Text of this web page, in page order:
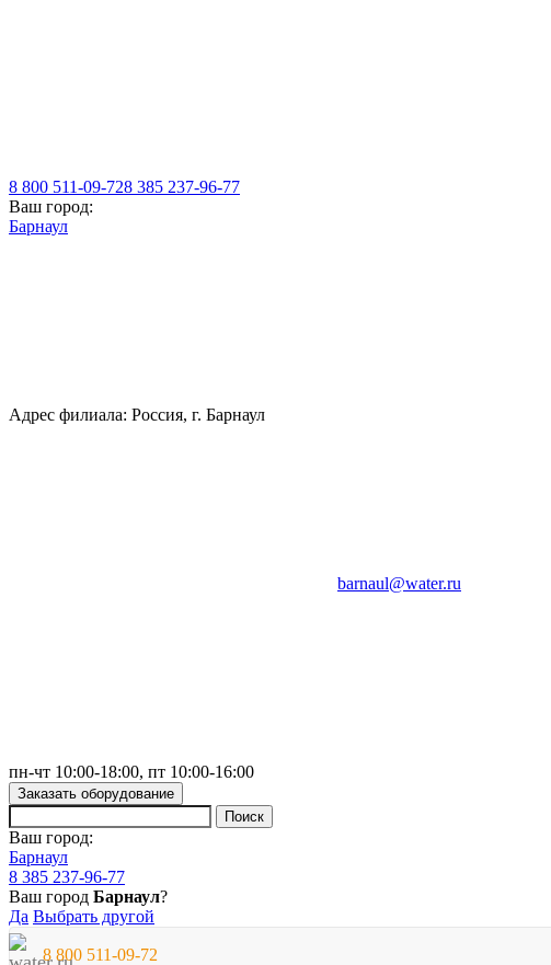
8 800 511-09-728 385 237-96-77
Ваш город:
Барнаул
Адрес филиала: Россия, г. Барнаул
barnaul@water.ru
пн-чт 10:00-18:00, пт 10:00-16:00
Заказать оборудование
Ваш город:
Барнаул
8 385 237-96-77
Ваш город Барнаул?
Да Выбрать другой
8 800 511-09-72